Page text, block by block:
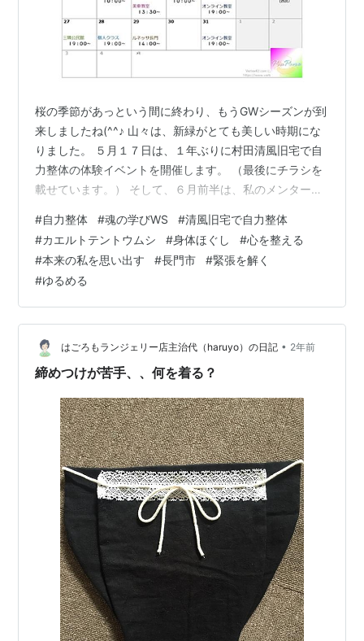
桜の季節があっという間に終わり、もうGWシーズンが到
来しましたね(^^♪ 山々は、新緑がとても美しい時期にな
りました。 ５月１７日は、１年ぶりに村田清風旧宅で自
力整体の体験イベントを開催します。 （最後にチラシを
載せています。） そして、６月前半は、私のメンターを
WS」を開催します。 事前準備等で気持ちがいっぱいい
っぱいになると思われますので、前半の教室はお休みに
させていただきました。 大変勝手でごめんなさい
<m(__)m> こちらも、blogの最後に詳細を載せておきま
す。 ピンときた方、気になる方は是非ご参加ください
ね。 では、本題に。。。 自…
#自力整体 #魂の学びWS #清風旧宅で自力整体
#カエルトテントウムシ #身体ほぐし #心を整える
#本来の私を思い出す #長門市 #緊張を解く
#ゆるめる
はごろもランジェリー店主治代（haruyo）の日記 • 2年前
締めつけが苦手、、何を着る？